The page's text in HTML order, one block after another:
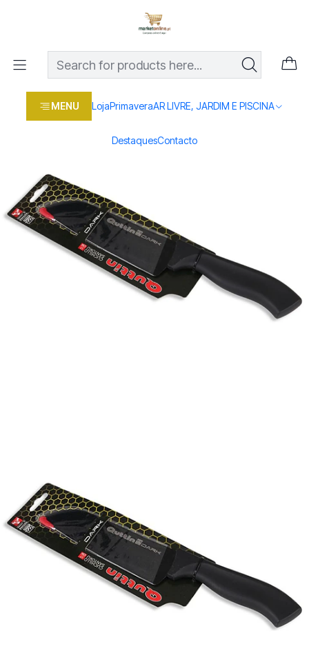
MENU LojaPrimaveraAR LIVRE, JARDIM E PISCINA
DestaquesContacto
Os melhores preços em produtos para casa, jardim e bricolage
Home Loja Casa e conforto COZINHA
TALHERES
FACA SANTOKU 17CM QT708015V